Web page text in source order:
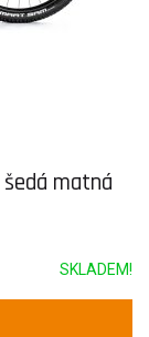
šedá matná
SKLADEM!